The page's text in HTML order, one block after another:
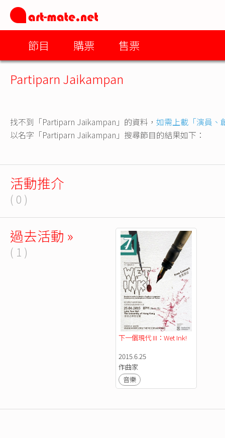
節目 購票 售票
Partiparn Jaikampan
找不到「Partiparn Jaikampan」的資料， 如需上載「演員、
以名字「Partiparn Jaikampan」搜尋節目的結果如下：
活動推介
( 0 )
過去活動 »
( 1 )
下一個現代 III：Wet Ink!
2015.6.25
作曲家
音樂